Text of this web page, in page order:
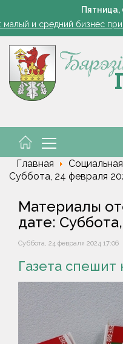
Пятница,
1 стакан в ведро — тля и
и средний бизнес
маршруты,
возмутился качеством
1 стакан в ведро — тля и
маршруты,
Главная
Суббота, 24 февраля
Материалы
дате:
Суббота, 24 февраля 2024 17:06
Газета спешит